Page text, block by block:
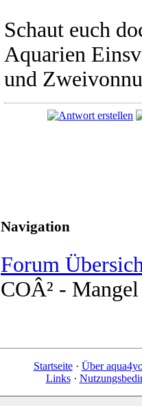
Schaut euch
Aquarien
und
Navigation
Forum
COÂ² - Mangel
Startseite· Über
Links·